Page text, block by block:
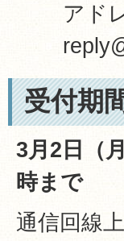
アド
受付期
3月2日（
時まで
通信回線